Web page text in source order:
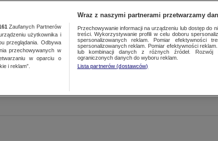
Zaufanych Partnerów
użytkownika i
przeglądania. Odbywa
przechowywanych w
w oparciu o
i reklam”.
Wraz z naszymi partnerami przetwarzamy
Przechowywanie informacji na urządzeniu lub dostęp do
treści. Wykorzystywanie profili w celu doboru
spersonalizowanych reklam. Pomiar efektywności
spersonalizowanych reklam. Pomiar efektywności
lub kombinacji danych z różnych źródeł. Rozwój
ograniczonych danych do wyboru reklam.
Lista partnerów (dostawców)